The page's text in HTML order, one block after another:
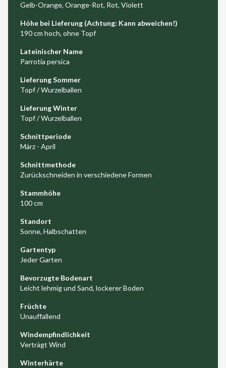
Gelb-Orange, Orange-Rot, Rot, Violett
Höhe bei Lieferung (Achtung: Kann abweichen!)
190 cm hoch, ohne Topf
Lateinischer Name
Parrotia persica
Lieferung Sommer
Topf / Wurzelballen
Lieferung Winter
Topf / Wurzelballen
Schnittperiode
März - April
Schnittmethode
Zurückschneiden in verschiedene Formen
Stammhöhe
100 cm
Standort
Sonne, Halbschatten
Gartentyp
Jeder Garten
Bevorzugte Bodenart
Leicht lehmig und Sand, lockerer Boden
Früchte
Unauffallend
Windempfindlichkeit
Verträgt Wind
Winterhärte